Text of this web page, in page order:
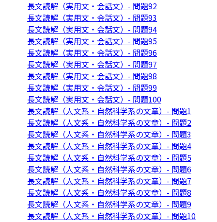
長文読解（実用文・会話文）- 問題92
長文読解（実用文・会話文）- 問題93
長文読解（実用文・会話文）- 問題94
長文読解（実用文・会話文）- 問題95
長文読解（実用文・会話文）- 問題96
長文読解（実用文・会話文）- 問題97
長文読解（実用文・会話文）- 問題98
長文読解（実用文・会話文）- 問題99
長文読解（実用文・会話文）- 問題100
長文読解（人文系・自然科学系の文章）- 問題1
長文読解（人文系・自然科学系の文章）- 問題2
長文読解（人文系・自然科学系の文章）- 問題3
長文読解（人文系・自然科学系の文章）- 問題4
長文読解（人文系・自然科学系の文章）- 問題5
長文読解（人文系・自然科学系の文章）- 問題6
長文読解（人文系・自然科学系の文章）- 問題7
長文読解（人文系・自然科学系の文章）- 問題8
長文読解（人文系・自然科学系の文章）- 問題9
長文読解（人文系・自然科学系の文章）- 問題10